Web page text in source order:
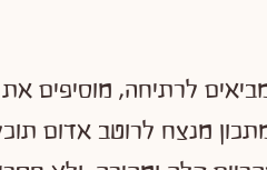
לרתיחה, מוסיפים
מנצח לרוטב אדום